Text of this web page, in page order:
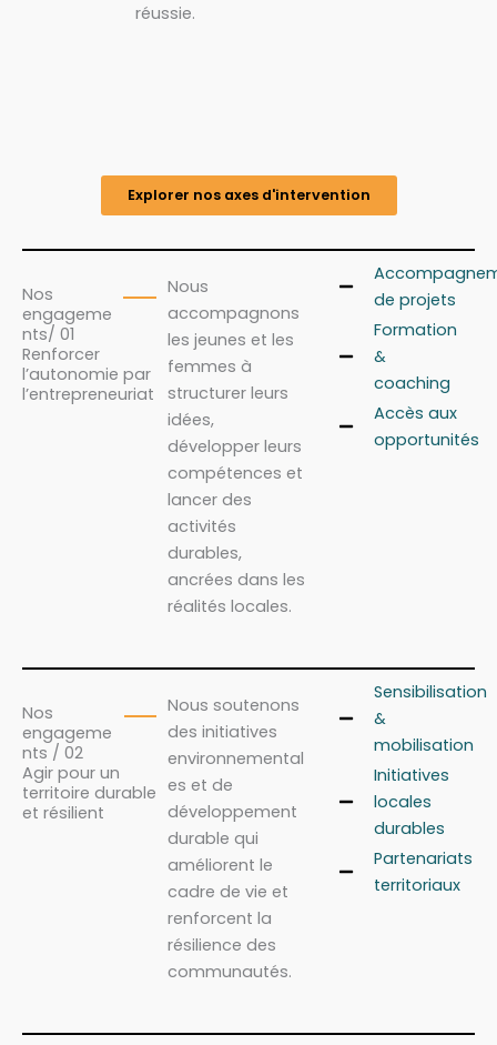
réussie.
Explorer nos axes d'intervention
Nos
engageme
nts/ 01
Renforcer
l’autonomie par
l’entrepreneuriat
Nous
accompagnons
les jeunes et les
femmes à
structurer leurs
idées,
développer leurs
compétences et
lancer des
activités
durables,
ancrées dans les
réalités locales.
de projets
Formation
&
coaching
Accès aux
opportunités
Nos
engageme
nts / 02
Agir pour un
territoire durable
et résilient
Nous soutenons
des initiatives
environnemental
es et de
développement
durable qui
améliorent le
cadre de vie et
renforcent la
résilience des
communautés.
Sensibilisation
&
mobilisation
Initiatives
locales
durables
Partenariats
territoriaux